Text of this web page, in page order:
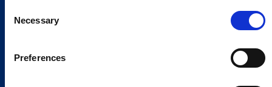
Selection
Necessary
Preferences